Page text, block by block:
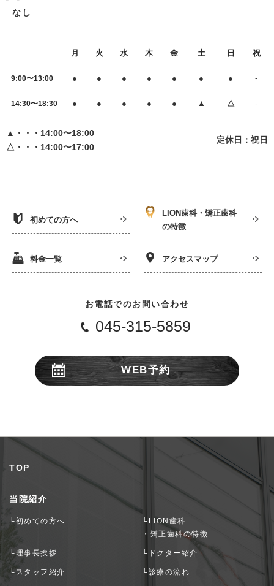
初めての方へ
LION歯科・矯正歯科
の特徴
料金一覧 アクセスマップ
なし
月 火 水 木 金 土 日 祝
9:00〜13:00 ● ● ● ● ● ● ● -
14:30〜18:30 ● ● ● ● ● ▲ △ -
▲・・・14:00〜18:00
△・・・14:00〜17:00
定休日：祝日
お電話でのお問い合わせ
045-315-5859
WEB予約
TOP
当院紹介
└初めての方へ
└LION歯科
・矯正歯科の特徴
└理事長挨拶 └ドクター紹介
└スタッフ紹介 └診療の流れ